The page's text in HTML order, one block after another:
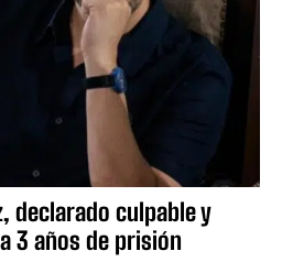
declarado culpable y
3 años de prisión